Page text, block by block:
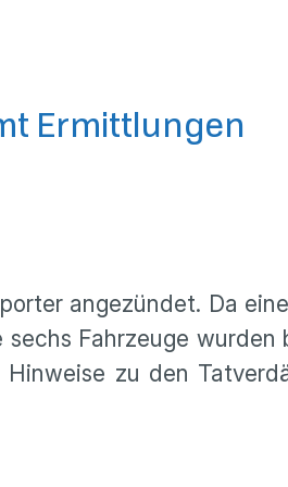
Ermittlungen
angezündet. Da
Fahrzeuge wurden
zu den